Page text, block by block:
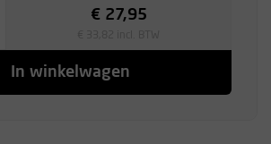
€ 27,95
In winkelwagen